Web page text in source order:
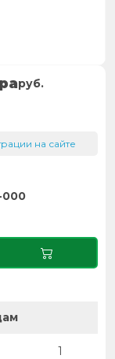
руб.
на сайте
000
1